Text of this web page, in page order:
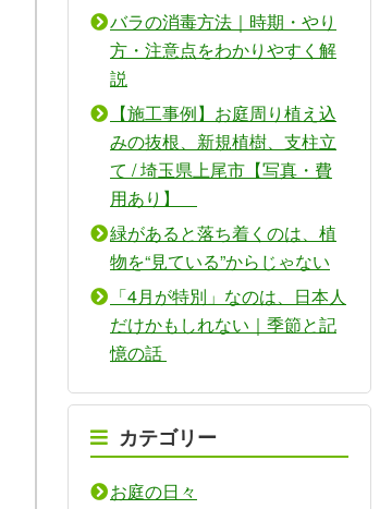
バラの消毒方法｜時期・やり
方・注意点をわかりやすく解
説
【施工事例】お庭周り植え込
みの抜根、新規植樹、支柱立
て / 埼玉県上尾市【写真・費
用あり】
緑があると落ち着くのは、植
物を“見ている”からじゃない
「4月が特別」なのは、日本人
だけかもしれない｜季節と記
憶の話
カテゴリー
お庭の日々